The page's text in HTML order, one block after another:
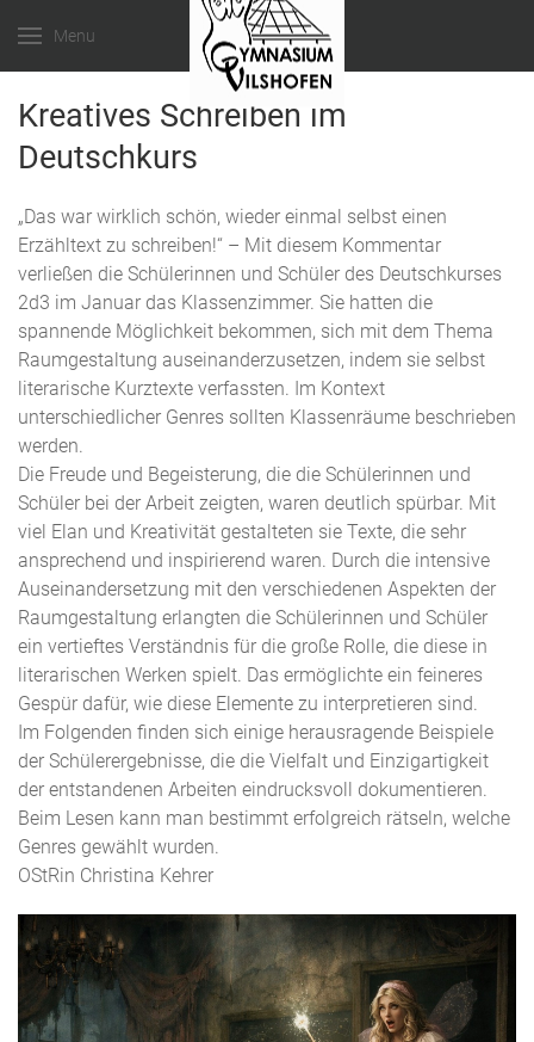
Menu
Kreatives Schreiben im
Deutschkurs
„Das war wirklich schön, wieder einmal selbst einen
Erzähltext zu schreiben!“ – Mit diesem Kommentar
verließen die Schülerinnen und Schüler des Deutschkurses
2d3 im Januar das Klassenzimmer. Sie hatten die
spannende Möglichkeit bekommen, sich mit dem Thema
Raumgestaltung auseinanderzusetzen, indem sie selbst
literarische Kurztexte verfassten. Im Kontext
unterschiedlicher Genres sollten Klassenräume beschrieben
werden.
Die Freude und Begeisterung, die die Schülerinnen und
Schüler bei der Arbeit zeigten, waren deutlich spürbar. Mit
viel Elan und Kreativität gestalteten sie Texte, die sehr
ansprechend und inspirierend waren. Durch die intensive
Auseinandersetzung mit den verschiedenen Aspekten der
Raumgestaltung erlangten die Schülerinnen und Schüler
ein vertieftes Verständnis für die große Rolle, die diese in
literarischen Werken spielt. Das ermöglichte ein feineres
Gespür dafür, wie diese Elemente zu interpretieren sind.
Im Folgenden finden sich einige herausragende Beispiele
der Schülerergebnisse, die die Vielfalt und Einzigartigkeit
der entstandenen Arbeiten eindrucksvoll dokumentieren.
Beim Lesen kann man bestimmt erfolgreich rätseln, welche
Genres gewählt wurden.
OStRin Christina Kehrer